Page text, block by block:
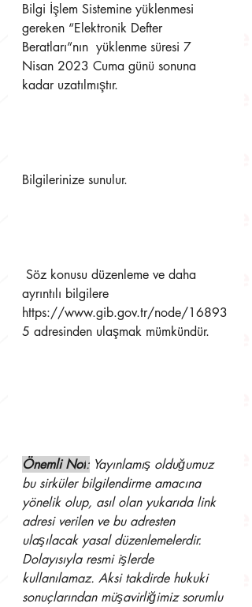
Bilgi İşlem Sistemine yüklenmesi
gereken “Elektronik Defter
Beratları”nın  yüklenme süresi 7
Nisan 2023 Cuma günü sonuna
kadar uzatılmıştır.
Bilgilerinize sunulur.
ayrıntılı bilgilere
https://www.gib.gov.tr/node/16893
5 adresinden ulaşmak mümkündür.
Önemli Not: Yayınlamış olduğumuz
bu sirküler bilgilendirme amacına
yönelik olup, asıl olan yukarıda link
adresi verilen ve bu adresten
ulaşılacak yasal düzenlemelerdir.
Dolayısıyla resmi işlerde
kullanılamaz. Aksi takdirde hukuki
sonuçlarından müşavirliğimiz sorumlu